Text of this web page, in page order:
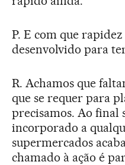
P. E com que
desenvolvido para
R. Achamos que
que se requer para
precisamos. Ao final
incorporado a
supermercados
chamado à ação é